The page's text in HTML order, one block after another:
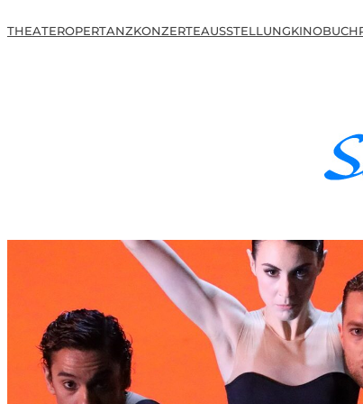
THEATEROPERTANZKONZERTEAUSSTELLUNGKINOBUCH